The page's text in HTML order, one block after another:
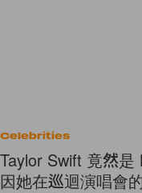
Celebrities
Taylor Swift 竟然是
因她在巡迴演唱會